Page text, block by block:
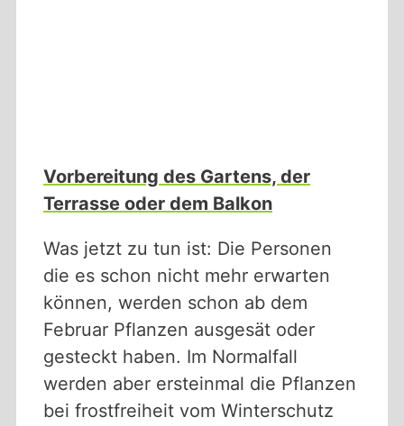
Vorbereitung des Gartens, der
Terrasse oder dem Balkon
Was jetzt zu tun ist: Die Personen
die es schon nicht mehr erwarten
können, werden schon ab dem
Februar Pflanzen ausgesät oder
gesteckt haben. Im Normalfall
werden aber ersteinmal die Pflanzen
bei frostfreiheit vom Winterschutz